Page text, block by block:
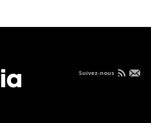
Suivez-nous